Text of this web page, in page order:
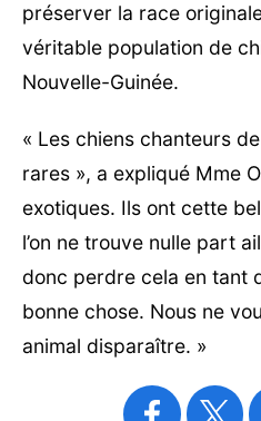
préserver la race
véritable population de
Nouvelle-Guinée.
« Les chiens chanteurs
rares », a expliqué Mme
exotiques. Ils ont cette
l’on ne trouve nulle part
donc perdre cela en tant
bonne chose. Nous ne
animal disparaître. »